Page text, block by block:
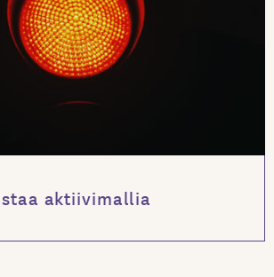
aktiivimallia